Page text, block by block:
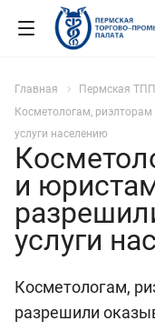
Главная Пермская ТПП
Косметологам,
услуги населению
и
услуги
Косметологам,
разрешили